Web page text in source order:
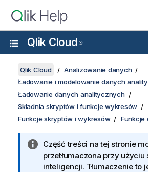
Qlik Cloud ®
Qlik Cloud
Analizowanie danych
Ładowanie i modelowanie danych
Ładowanie danych analitycznych
Składnia skryptów i funkcje wykresów
Funkcje skryptów i wykresów
Funkcje
Część treści na tej stronie
przetłumaczona przy użyciu
inteligencji. Tłumaczenie to